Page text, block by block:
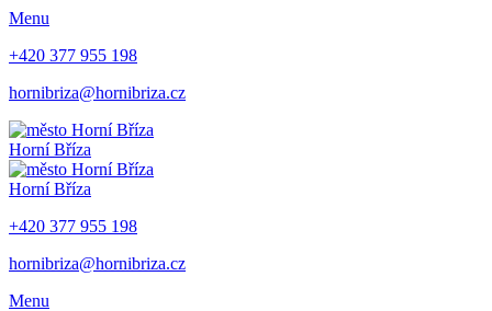
Menu
+420 377 955 198
hornibriza@hornibriza.cz
Horní Bříza
Horní Bříza
+420 377 955 198
hornibriza@hornibriza.cz
Menu